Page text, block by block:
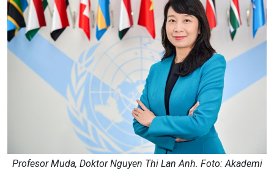
Profesor Muda, Doktor Nguyen Thi Lan Anh. Foto: Akademi